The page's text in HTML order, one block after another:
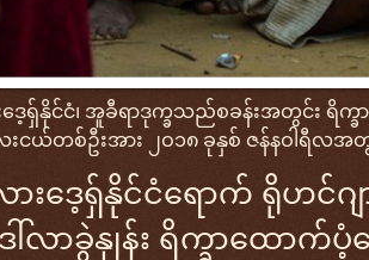
ဒေ့ရှ်နိုင်ငံ၊ အူခီရာဒုက္ခသည်စခန်းအတွင်း ရိ
းငယ်တစ်ဦးအား ၂ဝ၁၈ ခုနှစ် ဇန်နဝါရီလ
ားဒေ့ရှ်နိုင်ငံရောက် ရိုဟ
ါ်လာခွဲနှုန်း ရိက္ခာထောက်